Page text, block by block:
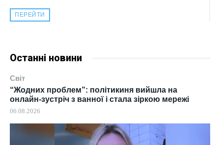
ПЕРЕЙТИ
Останні новини
Світ
“Жодних проблем”: політикиня вийшла на
онлайн-зустріч з ванної і стала зіркою мережі
06.08.2026